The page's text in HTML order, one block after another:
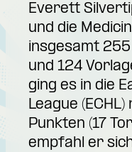
Everett
und die
insgesamt
und 124
ging es in die
League
Punkten (17
empfahl er